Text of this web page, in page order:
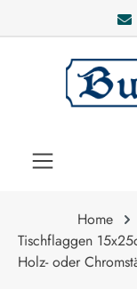
Home
Tischflaggen
Holz- oder